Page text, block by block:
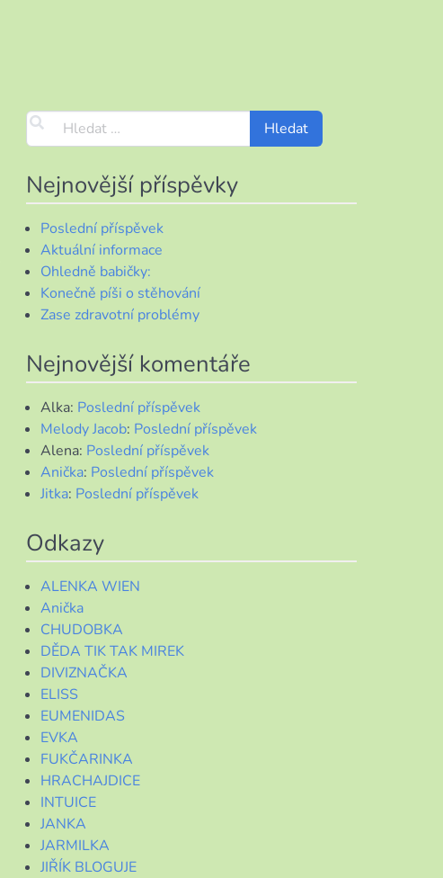
Nejnovější příspěvky
Poslední příspěvek
Aktuální informace
Ohledně babičky:
Konečně píši o stěhování
Zase zdravotní problémy
Nejnovější komentáře
Alka: Poslední příspěvek
Melody Jacob: Poslední příspěvek
Alena: Poslední příspěvek
Anička: Poslední příspěvek
Jitka: Poslední příspěvek
Odkazy
ALENKA WIEN
Anička
CHUDOBKA
DĚDA TIK TAK MIREK
DIVIZNAČKA
ELISS
EUMENIDAS
EVKA
FUKČARINKA
HRACHAJDICE
INTUICE
JANKA
JARMILKA
JIŘÍK BLOGUJE